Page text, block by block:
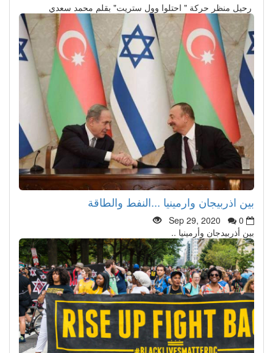
رحيل منظر حركة " احتلوا وول ستريت" بقلم محمد سعدي
بين اذربيجان وارمينيا ...النفط والطاقة
Sep 29, 2020
0
بين أذربيدجان وأرمينيا ..